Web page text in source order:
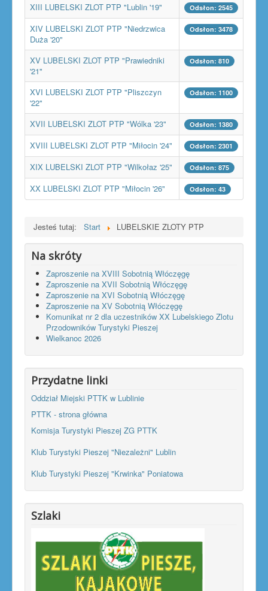
XIII LUBELSKI ZLOT PTP "Lublin '19" Odsłon: 2545
XIV LUBELSKI ZLOT PTP "Niedrzwica
Duża '20"
Odsłon: 3478
XV LUBELSKI ZLOT PTP "Prawiedniki
'21"
Odsłon: 810
XVI LUBELSKI ZLOT PTP "Pliszczyn
'22"
Odsłon: 1100
XVII LUBELSKI ZLOT PTP "Wólka '23" Odsłon: 1380
XVIII LUBELSKI ZLOT PTP "Miłocin '24" Odsłon: 2301
XIX LUBELSKI ZLOT PTP "Wilkołaz '25" Odsłon: 875
XX LUBELSKI ZLOT PTP "Miłocin '26" Odsłon: 43
Jesteś tutaj: Start LUBELSKIE ZLOTY PTP
Na skróty
Zaproszenie na XVIII Sobotnią Włóczęgę
Zaproszenie na XVII Sobotnią Włóczęgę
Zaproszenie na XVI Sobotnią Włóczęgę
Zaproszenie na XV Sobotnią Włóczęgę
Komunikat nr 2 dla uczestników XX Lubelskiego Zlotu
Przodowników Turystyki Pieszej
Wielkanoc 2026
Przydatne linki
Oddział Miejski PTTK w Lublinie
PTTK - strona główna
Komisja Turystyki Pieszej ZG PTTK
Klub Turystyki Pieszej "Niezależni" Lublin
Klub Turystyki Pieszej "Krwinka" Poniatowa
Szlaki